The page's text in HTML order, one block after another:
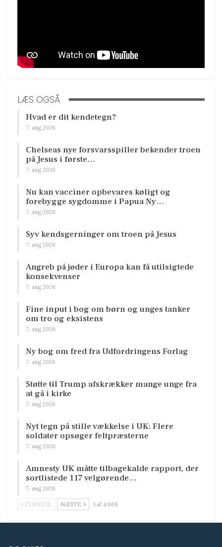
LÆS OGSÅ
Hvad er dit kendetegn?
7. aug 2026
Chelseas nye forsvarsspiller bekender troen
på Jesus i første…
7. aug 2026
Nu kan vacciner opbevares køligt og
forebygge sygdomme i Papua Ny…
7. aug 2026
Syv kendsgerninger om troen på Jesus
7. aug 2026
Angreb på jøder i Europa kan få utilsigtede
konsekvenser
7. aug 2026
Fine input i bog om børn og unges tanker
om tro og eksistens
7. aug 2026
Ny bog om fred fra Udfordringens Forlag
7. aug 2026
Støtte til Trump afskrækker mange unge fra
at gå i kirke
7. aug 2026
Nyt tegn på stille vækkelse i UK: Flere
soldater opsøger feltpræsterne
7. aug 2026
Amnesty UK måtte tilbagekalde rapport, der
sortlistede 117 velgørende…
7. aug 2026
FORRIGE NÆSTE 1 af 4.668